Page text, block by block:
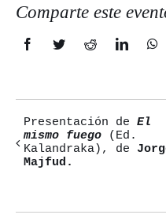
Comparte este
FacebookTwitterRedditLinkedIn
Navegación
del
Presentación de El
mismo fuego (Ed.
Kalandraka), de
Majfud.